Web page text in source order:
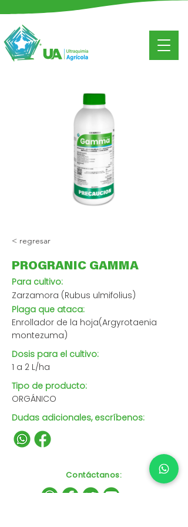
< regresar
PROGRANIC GAMMA
Para cultivo:
Zarzamora (Rubus ulmifolius)
Plaga que ataca:
Enrollador de la hoja(Argyrotaenia
montezuma)
Dosis para el cultivo:
1 a 2 L/ha
Tipo de producto:
ORGÁNICO
Dudas adicionales, escríbenos:
Contáctanos: